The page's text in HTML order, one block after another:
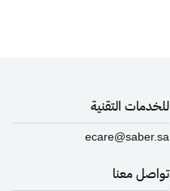
للخدمات التقنية
ecare@saber.sa
تواصل معنا